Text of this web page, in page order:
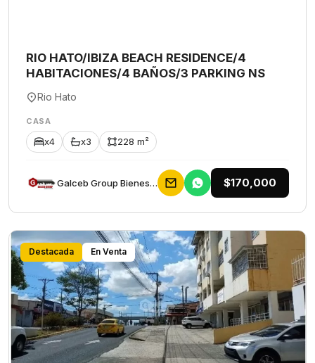
RIO HATO/IBIZA BEACH RESIDENCE/4
HABITACIONES/4 BAÑOS/3 PARKING NS
Rio Hato
CASA
x4 x3 228 m²
Galceb Group Bienes Raices $170,000
Destacada En Venta